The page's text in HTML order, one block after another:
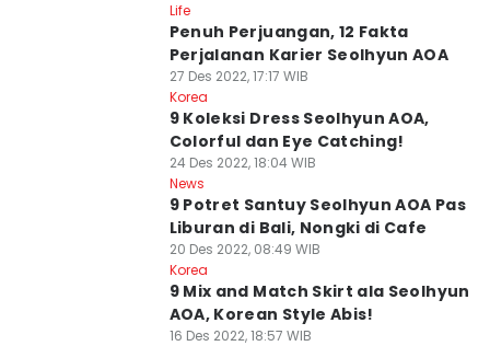
Life
Penuh Perjuangan, 12 Fakta
Perjalanan Karier Seolhyun AOA
27 Des 2022, 17:17 WIB
Korea
9 Koleksi Dress Seolhyun AOA,
Colorful dan Eye Catching!
24 Des 2022, 18:04 WIB
News
9 Potret Santuy Seolhyun AOA Pas
Liburan di Bali, Nongki di Cafe
20 Des 2022, 08:49 WIB
Korea
9 Mix and Match Skirt ala Seolhyun
AOA, Korean Style Abis!
16 Des 2022, 18:57 WIB